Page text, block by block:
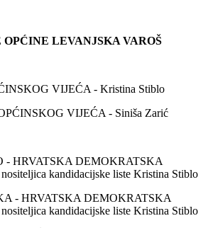
LEVANJSKA VAROŠ
VIJEĆA - Kristina Stiblo
VIJEĆA - Siniša Zarić
- HRVATSKA DEMOKRATSKA
kandidacijske liste Kristina Stiblo
- HRVATSKA DEMOKRATSKA
kandidacijske liste Kristina Stiblo